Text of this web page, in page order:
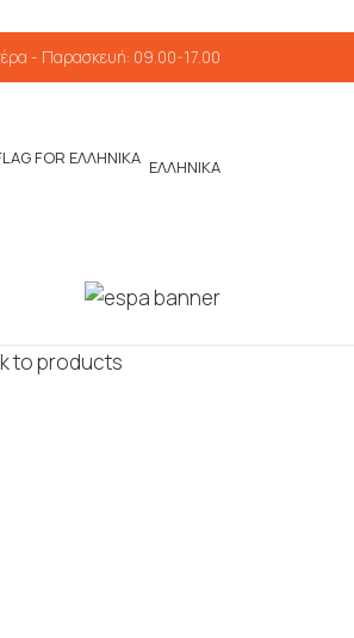
- Παρασκευή: 09.00-17.00
ΕΛΛΗΝΙΚΆ
to products